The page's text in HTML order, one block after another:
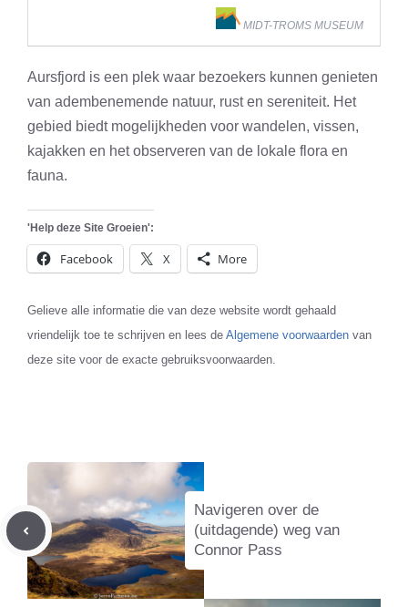
MIDT-TROMS MUSEUM
Aursfjord is een plek waar bezoekers kunnen genieten
van adembenemende natuur, rust en sereniteit. Het
gebied biedt mogelijkheden voor wandelen, vissen,
kajakken en het observeren van de lokale flora en
fauna.
'Help deze Site Groeien':
Facebook X More
Gelieve alle informatie die van deze website wordt gehaald
vriendelijk toe te schrijven en lees de Algemene voorwaarden van
deze site voor de exacte gebruiksvoorwaarden.
Navigeren over de
(uitdagende) weg van
Connor Pass